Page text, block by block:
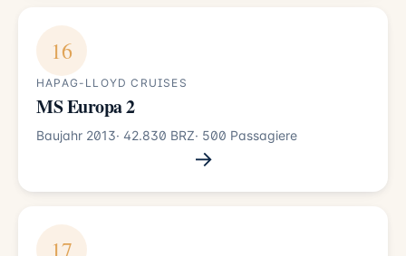
16
HAPAG-LLOYD CRUISES
MS Europa 2
Baujahr 2013· 42.830 BRZ· 500 Passagiere
→
17